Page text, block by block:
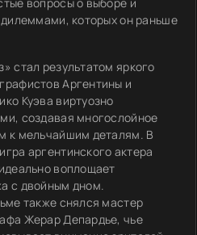
которых он раньше
стал результатом яркого
Аргентины и
Куэва виртуозно
создавая многослойное
к мельчайшим деталям. В
аргентинского актера
воплощает
с двойным дном.
также снялся мастер
Жерар Депардье, чье